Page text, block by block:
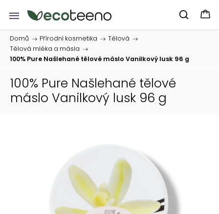
Domů / Přírodní kosmetika / Tělová /
Tělová mléka a másla /
100% Pure Našlehané tělové máslo Vanilkový lusk 96 g
100% Pure Našlehané tělové
máslo Vanilkový lusk 96 g